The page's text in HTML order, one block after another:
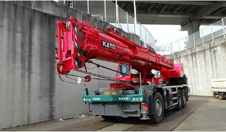
日
野
デ
ュ
ト
ロ
（TKG-
XZU650F）
2013
年
式